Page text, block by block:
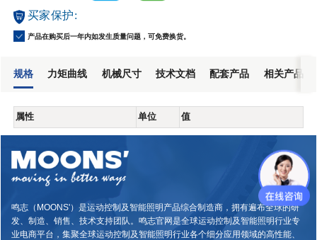
买家保护:
产品在购买后一年内如发生质量问题，可免费换货。
规格 力矩曲线 机械尺寸 技术文档 配套产品 相关产品
属性 单位 值
鸣志（MOONS'）是运动控制及智能照明产品综合制造商，拥有遍布全球的研
发、制造、销售、技术支持团队。鸣志官网是全球运动控制及智能照明行业专
业电商平台，集聚全球运动控制及智能照明行业各个细分应用领域的高性能、